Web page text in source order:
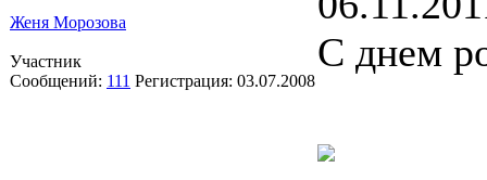
Женя Морозова
Участник
Сообщений: 111 Регистрация: 03.07.2008
С днем